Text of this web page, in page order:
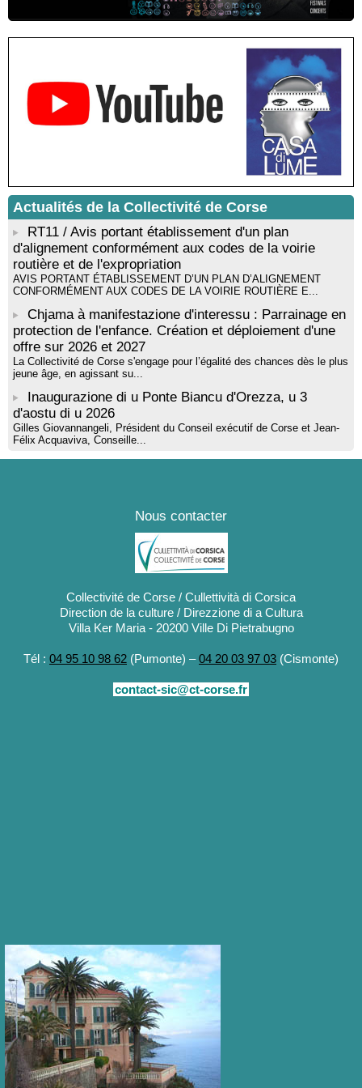
Sardegna - Mediateca di castagniccia Mare è monti - I Fulelli
Résidence d’écriture et de recherche de l’écrivaine Cécilia
Castelli - Institut Mémoires de l'Edition Contemporaine - Caen /
Médiathèque de Castagniccia Mare et Monti - I Fulelli
Rencontre / dédicace avec Lucrèce Luciani autour de son
livre « La ballade du pendu du Niolu» - Mediateca territuriale di
Santa Lucia di Tallà
Mise en musique d’un livre jeunesse par Annik Meschinet,
musicienne pédagogue : Ateliers d’expression sonore, vocale,
rythmique et corporelle - Mediateca territuriale di Santa Lucia di
par Alexandre Dominati - Mediateca territuriale di Santa Lucia di
Tallà
Actualités de la Collectivité de Corse
RT11 / Avis portant établissement d'un plan
d'alignement conformément aux codes de la voirie
routière et de l'expropriation
AVIS PORTANT ÉTABLISSEMENT D’UN PLAN D’ALIGNEMENT
CONFORMÉMENT AUX CODES DE LA VOIRIE ROUTIÈRE E...
Chjama à manifestazione d'interessu : Parrainage en
protection de l'enfance. Création et déploiement d'une
offre sur 2026 et 2027
La Collectivité de Corse s'engage pour l’égalité des chances dès le plus
jeune âge, en agissant su...
Inaugurazione di u Ponte Biancu d'Orezza, u 3
d'aostu di u 2026
Gilles Giovannangeli, Président du Conseil exécutif de Corse et Jean-
Félix Acquaviva, Conseille...
Nous contacter
Collectivité de Corse / Cullettività di Corsica
Direction de la culture / Direzzione di a Cultura
Villa Ker Maria - 20200 Ville Di Pietrabugno
Tél : 04 95 10 98 62 (Pumonte) –04 20 03 97 03 (Cismonte)
contact-sic@ct-corse.fr